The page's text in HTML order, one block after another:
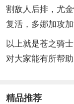
割敌人后排，尤
复活，多娜加攻加
以上就是苍之骑
对大家能有所帮助
精品推荐